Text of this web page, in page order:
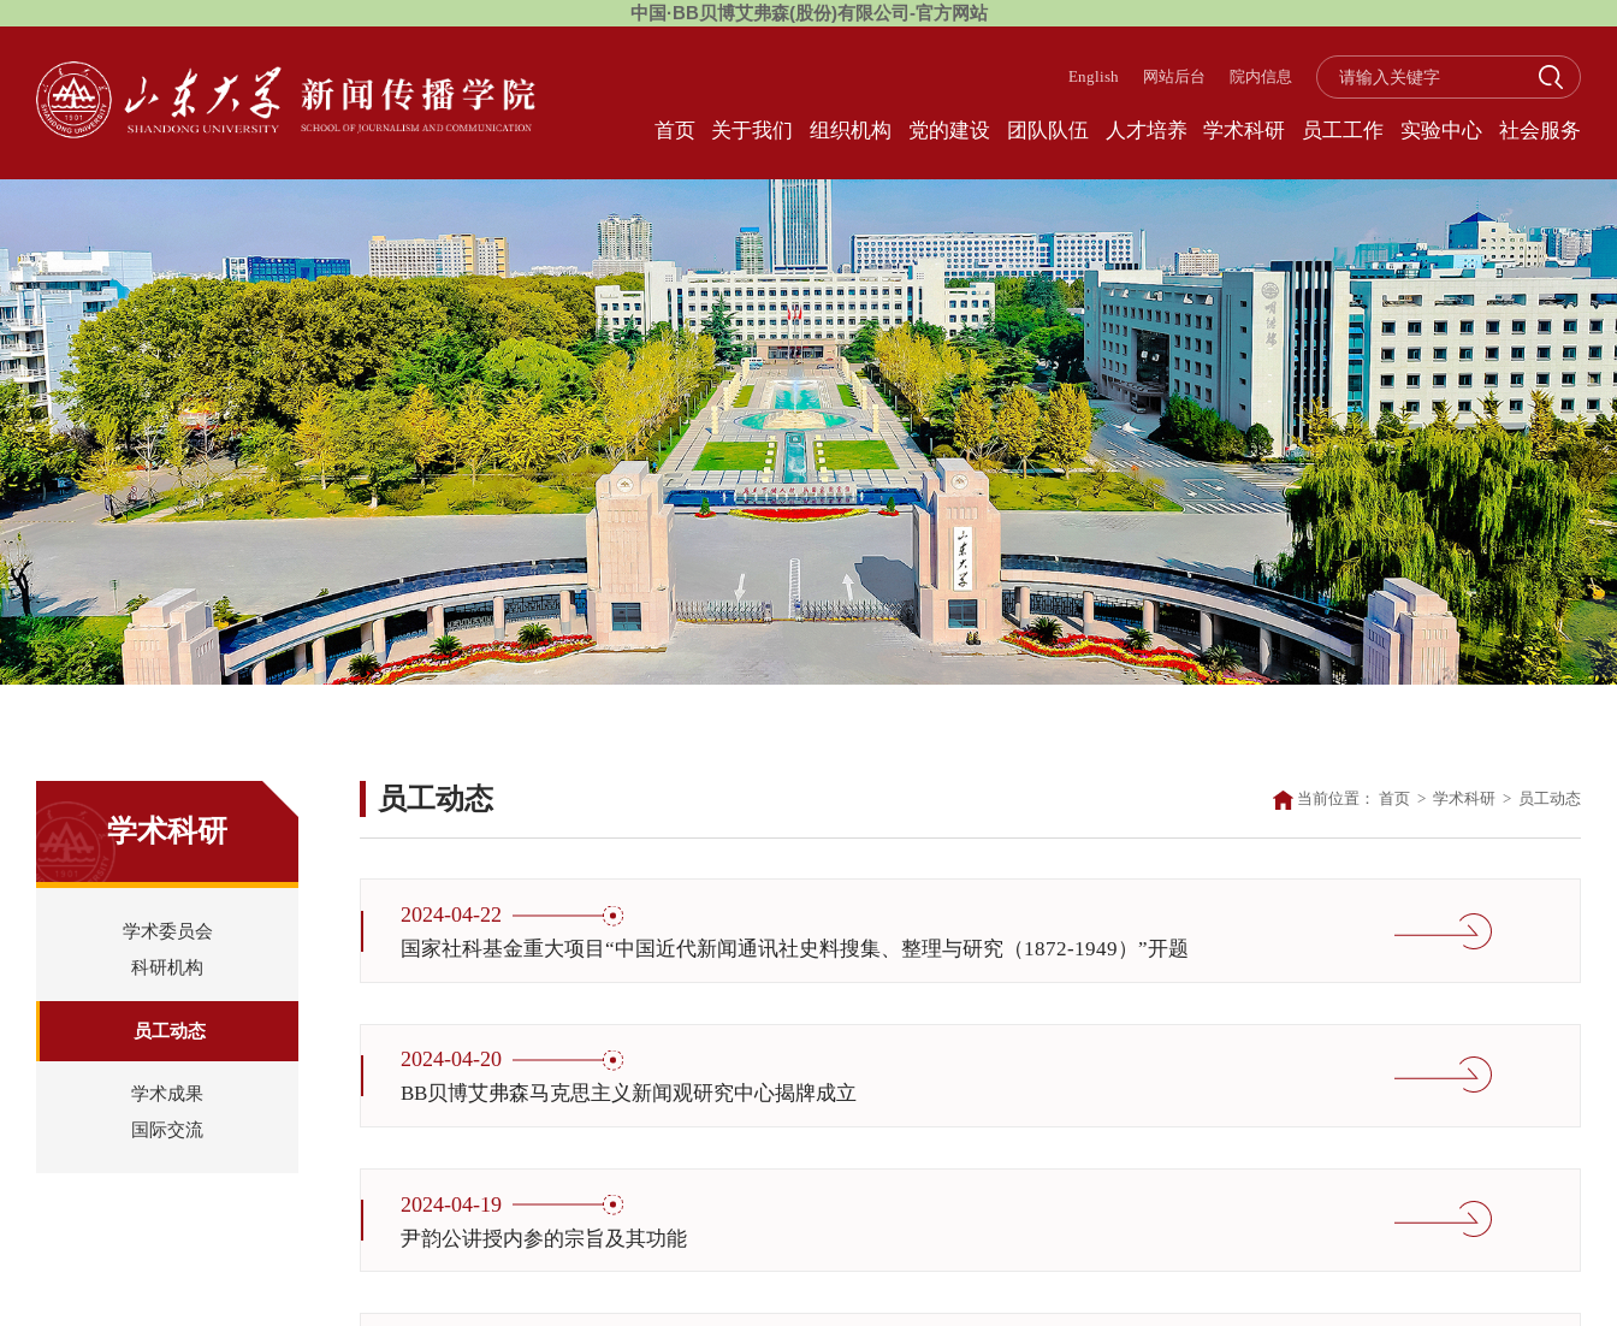
中国·BB贝博艾弗森(股份)有限公司-官方网站
English 网站后台 院内信息
首页 关于我们 组织机构 党的建设 团队队伍 人才培养 学术科研 员工工作 实验中心 社会服务
学术科研
学术委员会
科研机构
员工动态
学术成果
国际交流
员工动态 当前位置： 首页 > 学术科研 > 员工动态
2024-04-22
国家社科基金重大项目“中国近代新闻通讯社史料搜集、整理与研究（1872-1949）”开题
2024-04-20
BB贝博艾弗森马克思主义新闻观研究中心揭牌成立
2024-04-19
尹韵公讲授内参的宗旨及其功能